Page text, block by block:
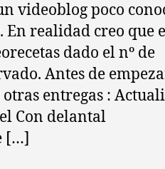
:
videoblog poco
realidad creo que
dado el nº de
Antes de
entregas :
Con delantal
[…]